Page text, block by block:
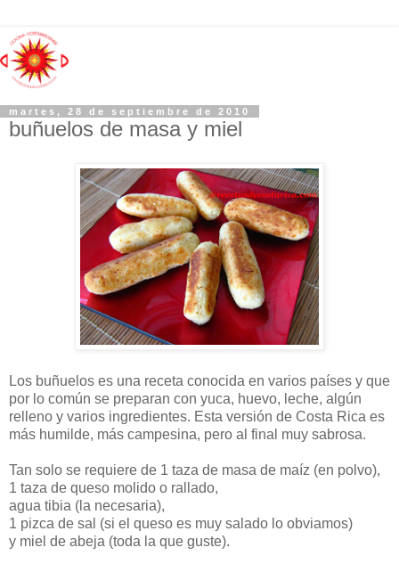
martes, 28 de septiembre de 2010
buñuelos de masa y miel
Los buñuelos es una receta conocida en varios países y que
por lo común se preparan con yuca, huevo, leche, algún
relleno y varios ingredientes. Esta versión de Costa Rica es
más humilde, más campesina, pero al final muy sabrosa.
Tan solo se requiere de 1 taza de masa de maíz (en polvo),
1 taza de queso molido o rallado,
agua tibia (la necesaria),
1 pizca de sal (si el queso es muy salado lo obviamos)
y miel de abeja (toda la que guste).